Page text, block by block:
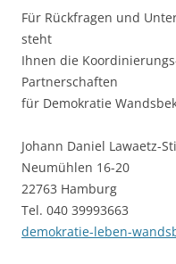
Für Rückfragen und
steht
Ihnen die
Partnerschaften
für Demokratie
Johann Daniel Lawaetz-
Neumühlen 16-20
22763 Hamburg
Tel. 040 39993663
demokratie-leben-